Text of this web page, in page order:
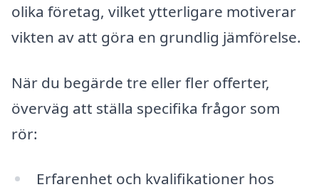
olika företag, vilket ytterligare motiverar
vikten av att göra en grundlig jämförelse.
När du begärde tre eller fler offerter,
överväg att ställa specifika frågor som
rör:
Erfarenhet och kvalifikationer hos